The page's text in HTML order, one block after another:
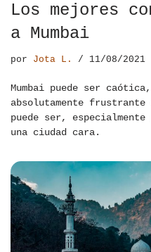
Los mejores
a Mumbai
por Jota L. 11/08/2021
Mumbai puede ser
absolutamente frustrante
puede ser,
una ciudad cara.